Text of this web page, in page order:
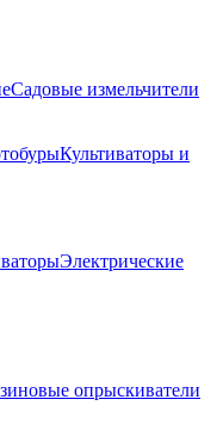
Садовые измельчители
Культиваторы и
Электрические
опрыскиватели